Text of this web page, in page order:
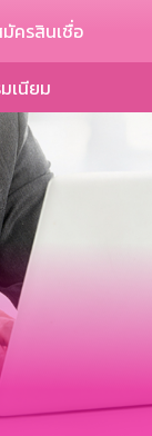
ครสินเชื่อ
เนียม